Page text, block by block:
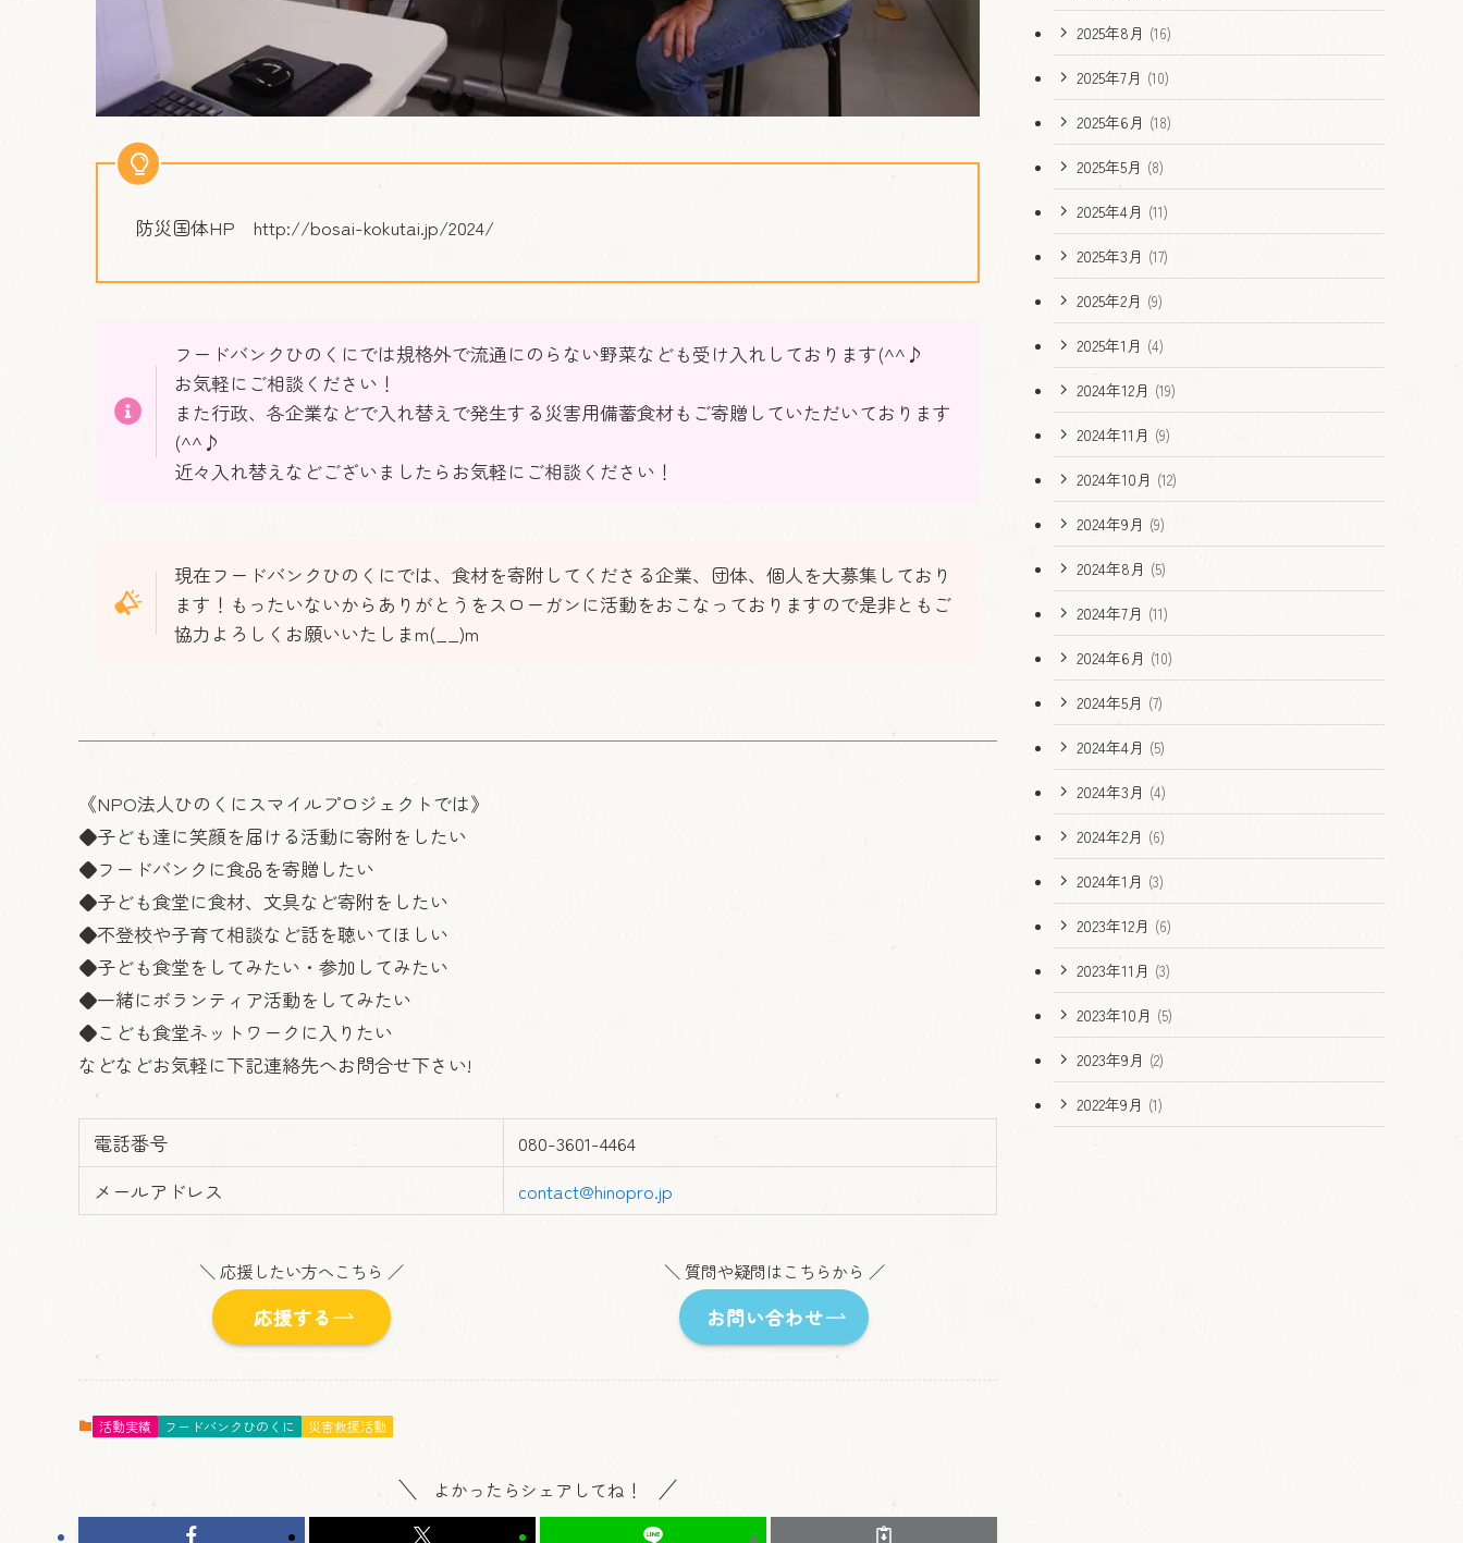
防災国体HP http://bosai-kokutai.jp/2024/
フードバンクひのくにでは規格外で流通にのらない野菜なども受け入れしております(^^♪
お気軽にご相談ください！
また行政、各企業などで入れ替えで発生する災害用備蓄食材もご寄贈していただいております
(^^♪
近々入れ替えなどございましたらお気軽にご相談ください！
現在フードバンクひのくにでは、食材を寄附してくださる企業、団体、個人を大募集しており
ます！もったいないからありがとうをスローガンに活動をおこなっておりますので是非ともご
協力よろしくお願いいたしまm(__)m
《NPO法人ひのくにスマイルプロジェクトでは》
◆子ども達に笑顔を届ける活動に寄附をしたい
◆フードバンクに食品を寄贈したい
◆子ども食堂に食材、文具など寄附をしたい
◆不登校や子育て相談など話を聴いてほしい
◆子ども食堂をしてみたい・参加してみたい
◆一緒にボランティア活動をしてみたい
◆こども食堂ネットワークに入りたい
などなどお気軽に下記連絡先へお問合せ下さい!
電話番号
080-3601-4464
メールアドレス
contact@hinopro.jp
＼ 応援したい方へこちら ／
応援する
＼ 質問や疑問はこちらから ／
お問い合わせ
活動実績 フードバンクひのくに 災害救援活動
よかったらシェアしてね！
2025年8月 (16)
2025年7月 (10)
2025年6月 (18)
2025年5月 (8)
2025年4月 (11)
2025年3月 (17)
2025年2月 (9)
2025年1月 (4)
2024年12月 (19)
2024年11月 (9)
2024年10月 (12)
2024年9月 (9)
2024年8月 (5)
2024年7月 (11)
2024年6月 (10)
2024年5月 (7)
2024年4月 (5)
2024年3月 (4)
2024年2月 (6)
2024年1月 (3)
2023年12月 (6)
2023年11月 (3)
2023年10月 (5)
2023年9月 (2)
2022年9月 (1)